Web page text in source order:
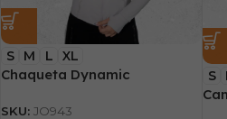
S M L XL
Chaqueta Dynamic
SKU: JO943
S